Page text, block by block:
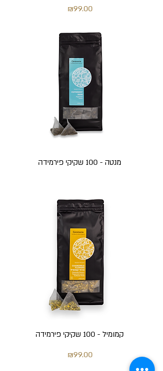
מחיר
₪99.00
מנטה - 100 שקיקי פירמידה
קמומיל - 100 שקיקי פירמידה
מחיר
₪99.00